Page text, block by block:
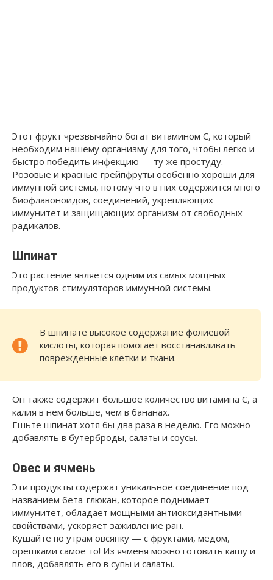
Этот фрукт чрезвычайно богат витамином С, который
необходим нашему организму для того, чтобы легко и
быстро победить инфекцию — ту же простуду.
Розовые и красные грейпфруты особенно хороши для
иммунной системы, потому что в них содержится много
биофлавоноидов, соединений, укрепляющих
иммунитет и защищающих организм от свободных
радикалов.
Шпинат
Это растение является одним из самых мощных
продуктов-стимуляторов иммунной системы.
В шпинате высокое содержание фолиевой
кислоты, которая помогает восстанавливать
поврежденные клетки и ткани.
Он также содержит большое количество витамина С, а
калия в нем больше, чем в бананах.
Ешьте шпинат хотя бы два раза в неделю. Его можно
добавлять в бутерброды, салаты и соусы.
Овес и ячмень
Эти продукты содержат уникальное соединение под
названием бета-глюкан, которое поднимает
иммунитет, обладает мощными антиоксидантными
свойствами, ускоряет заживление ран.
Кушайте по утрам овсянку — с фруктами, медом,
орешками самое то! Из ячменя можно готовить кашу и
плов, добавлять его в супы и салаты.